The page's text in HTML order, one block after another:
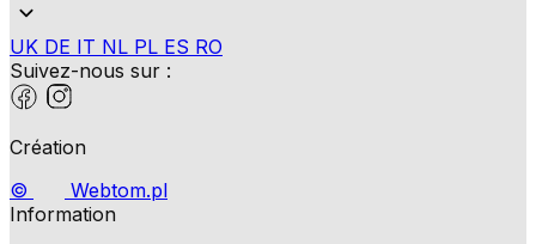
UK DE IT NL PL ES RO
Suivez-nous sur :
Création
©
Webtom.pl
Information